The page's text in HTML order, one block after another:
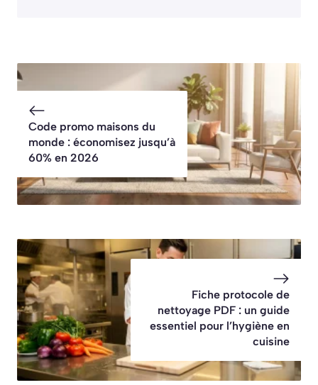
Code promo maisons du
monde : économisez jusqu’à
60% en 2026
Fiche protocole de
nettoyage PDF : un guide
essentiel pour l’hygiène en
cuisine